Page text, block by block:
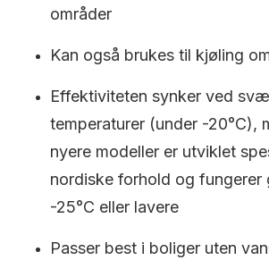
områder
Kan også brukes til kjøling
Effektiviteten synker ved
temperaturer (under -20°C),
nyere modeller er utviklet
nordiske forhold og fungerer
-25°C eller lavere
Passer best i boliger uten